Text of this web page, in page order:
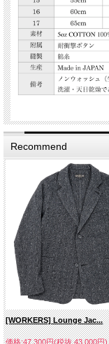
Recommend
[WORKERS] Lounge Jac...
価格:47,300円(税抜 43,000円)